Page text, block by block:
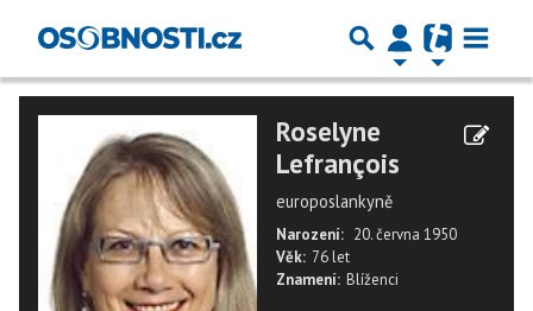
Roselyne
Lefrançois
europoslankyně
Narození: 20. června 1950
Věk: 76 let
Znamení: Blíženci